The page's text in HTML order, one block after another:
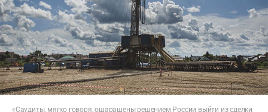
«Саудиты, мягко говоря, ошарашены решением России выйти из сделки